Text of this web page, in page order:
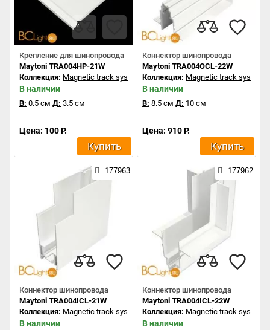
Крепление для шинопровода
Maytoni TRA004HP-21W
Коллекция: Magnetic track system
В наличии
В: 0.5 см Д: 3.5 см
Цена: 100 Р.
Купить
Коннектор шинопровода
Maytoni TRA004OCL-22W
Коллекция: Magnetic track system
В наличии
В: 8.5 см Д: 10 см
Цена: 910 Р.
Купить
177963
Коннектор шинопровода
Maytoni TRA004ICL-21W
Коллекция: Magnetic track system
В наличии
177962
Коннектор шинопровода
Maytoni TRA004ICL-22W
Коллекция: Magnetic track system
В наличии